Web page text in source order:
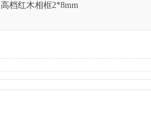
高档红木相框2*8mm